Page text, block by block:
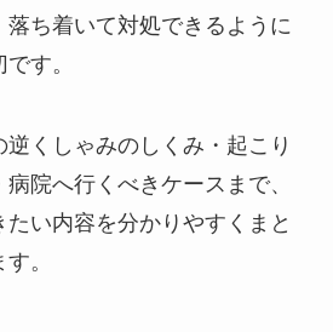
ち着いて対処できるように
す。
くしゃみのしくみ・起こり
院へ行くべきケースまで、
い内容を分かりやすくまと
。